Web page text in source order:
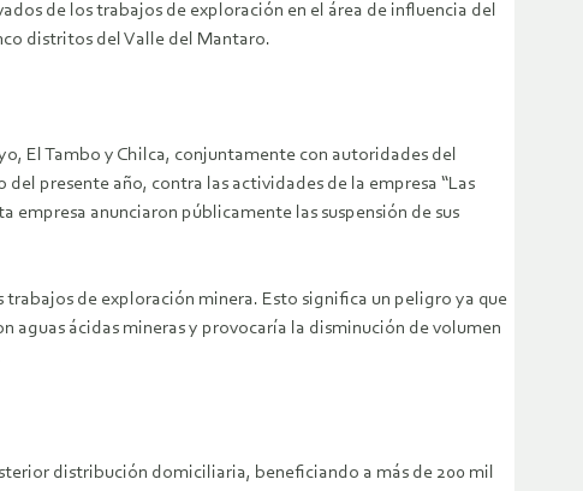
de los trabajos de exploración en el área de influencia del
distritos del Valle del Mantaro.
El Tambo y Chilca, conjuntamente con autoridades del
presente año, contra las actividades de la empresa “Las
empresa anunciaron públicamente las suspensión de sus
de exploración minera. Esto significa un peligro ya que
aguas ácidas mineras y provocaría la disminución de volumen
distribución domiciliaria, beneficiando a más de 200 mil